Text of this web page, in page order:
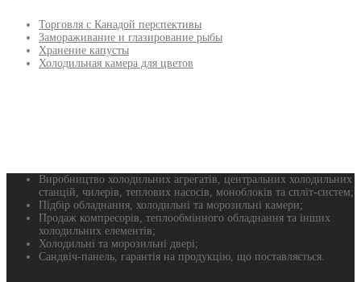
Торговля с Канадой перспективы
Замораживание и глазирование рыбы
Хранение капусты
Холодильная камера для цветов
Виробництво холодильних агрегатів, центральних холодильних
станцій, чилерів, теплових насосів, моноблоків та спліт-систем;
Підбір обладнання, холодильні та морозильні камери;
Продаж компресорів, теплообмінного обладнання та інших
холодильних елементів;
Холодильні та морозильні двері;
Сандвіч-панель, гарантія на продукцію, що поставляється.